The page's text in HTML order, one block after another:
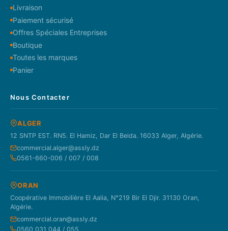
Livraison
Paiement sécurisé
Offres Spéciales Entreprises
Boutique
Toutes les marques
Panier
Nous Contacter
ALGER
12 SNTP EST. RN5. El Hamiz, Dar El Beida. 16033 Alger, Algérie.
commercial.alger@assly.dz
0561-660-006 / 007 / 008
ORAN
Coopérative Immobilière El Aalia, N°219 Bir El Djir. 31130 Oran,
Algérie.
commercial.oran@assly.dz
0560 031 044 / 055